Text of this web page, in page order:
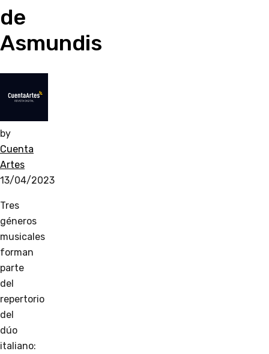
de
Asmundis
by
Cuenta
Artes
13/04/2023
Tres
géneros
musicales
forman
parte
del
repertorio
del
dúo
italiano: